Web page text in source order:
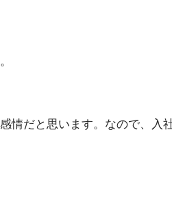
情だと思います。なので、入